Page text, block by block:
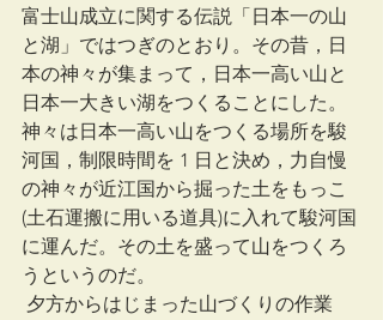
富士山成立に関する伝説「日本一の山
と湖」ではつぎのとおり。その昔，日
本の神々が集まって，日本一高い山と
日本一大きい湖をつくることにした。
神々は日本一高い山をつくる場所を駿
河国，制限時間を 1 日と決め，力自慢
の神々が近江国から掘った土をもっこ
(土石運搬に用いる道具)に入れて駿河国
に運んだ。その土を盛って山をつくろ
うというのだ。